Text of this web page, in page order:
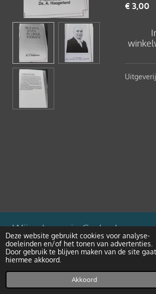
Deze website gebruikt cookies voor analyse-
doeleinden en/of het tonen van advertenties.
Door gebruik te blijven maken van de site
hiermee akkoord.
Akkoord
€ 3,00
Wij geloven in Gods plan voor
Powered byJouwWeb